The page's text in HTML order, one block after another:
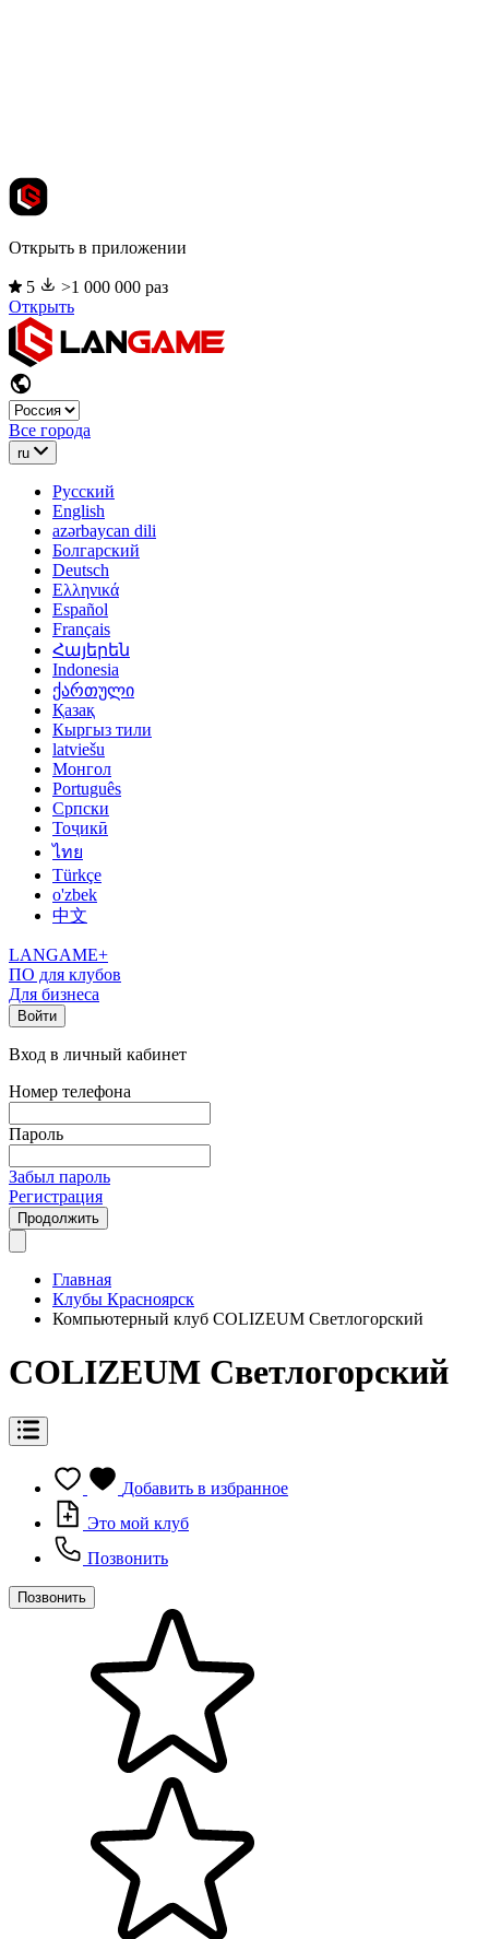
Открыть в приложении
5
>1 000 000 раз
Открыть
Все города
ru
Русский
English
azərbaycan dili
Болгарский
Deutsch
Ελληνικά
Español
Français
Հայերեն
Indonesia
ქართული
Қазақ
Кыргыз тили
latviešu
Монгол
Português
Српски
Тоҷикӣ
ไทย
Türkçe
o'zbek
中文
LANGAME+
ПО для клубов
Для бизнеса
Войти
Вход в личный кабинет
Номер телефона
Пароль
Забыл пароль
Регистрация
Продолжить
Главная
Клубы Красноярск
Компьютерный клуб COLIZEUM Светлогорский
COLIZEUM Светлогорский
Добавить в избранное
Это мой клуб
Позвонить
Позвонить